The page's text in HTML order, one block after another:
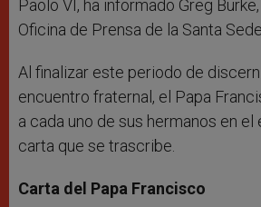
Paolo VI, ha informado Greg
Oficina de Prensa de la Santa
Al finalizar este periodo de
encuentro fraternal, el Papa
a cada uno de sus hermanos en
carta que se trascribe.
Carta del Papa Francisco